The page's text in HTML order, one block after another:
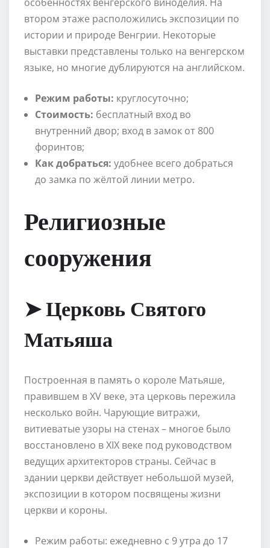
втором этаже расположились экспозиции по
истории и природе Венгрии. Некоторые
выставки представлены только на венгерском
языке, но многие дублируются на английском.
Режим работы: круглосуточно;
Стоимость: бесплатный вход во
внутренний двор; вход в замок от 800
форинтов;
Как добраться: удобнее всего добраться
до замка по жёлтой линии метро.
Религиозные
сооружения
➤ Церковь Святого
Матьяша
Построенная в память о короле Матьяше,
правившем в XV веке, эта церковь пережила
несколько войн. Чарующие витражи,
витиеватые узоры на стенах – многое было
восстановлено в XIX веке под руководством
ведущих архитекторов страны. Сейчас в
здании церкви действует небольшой музей,
экспозиции в котором посвящены жизни
церкви и короны.
Режим работы: ежедневно с 9 утра до 17